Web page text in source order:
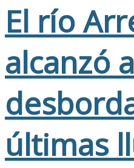
El río
alcanzó a
últimas